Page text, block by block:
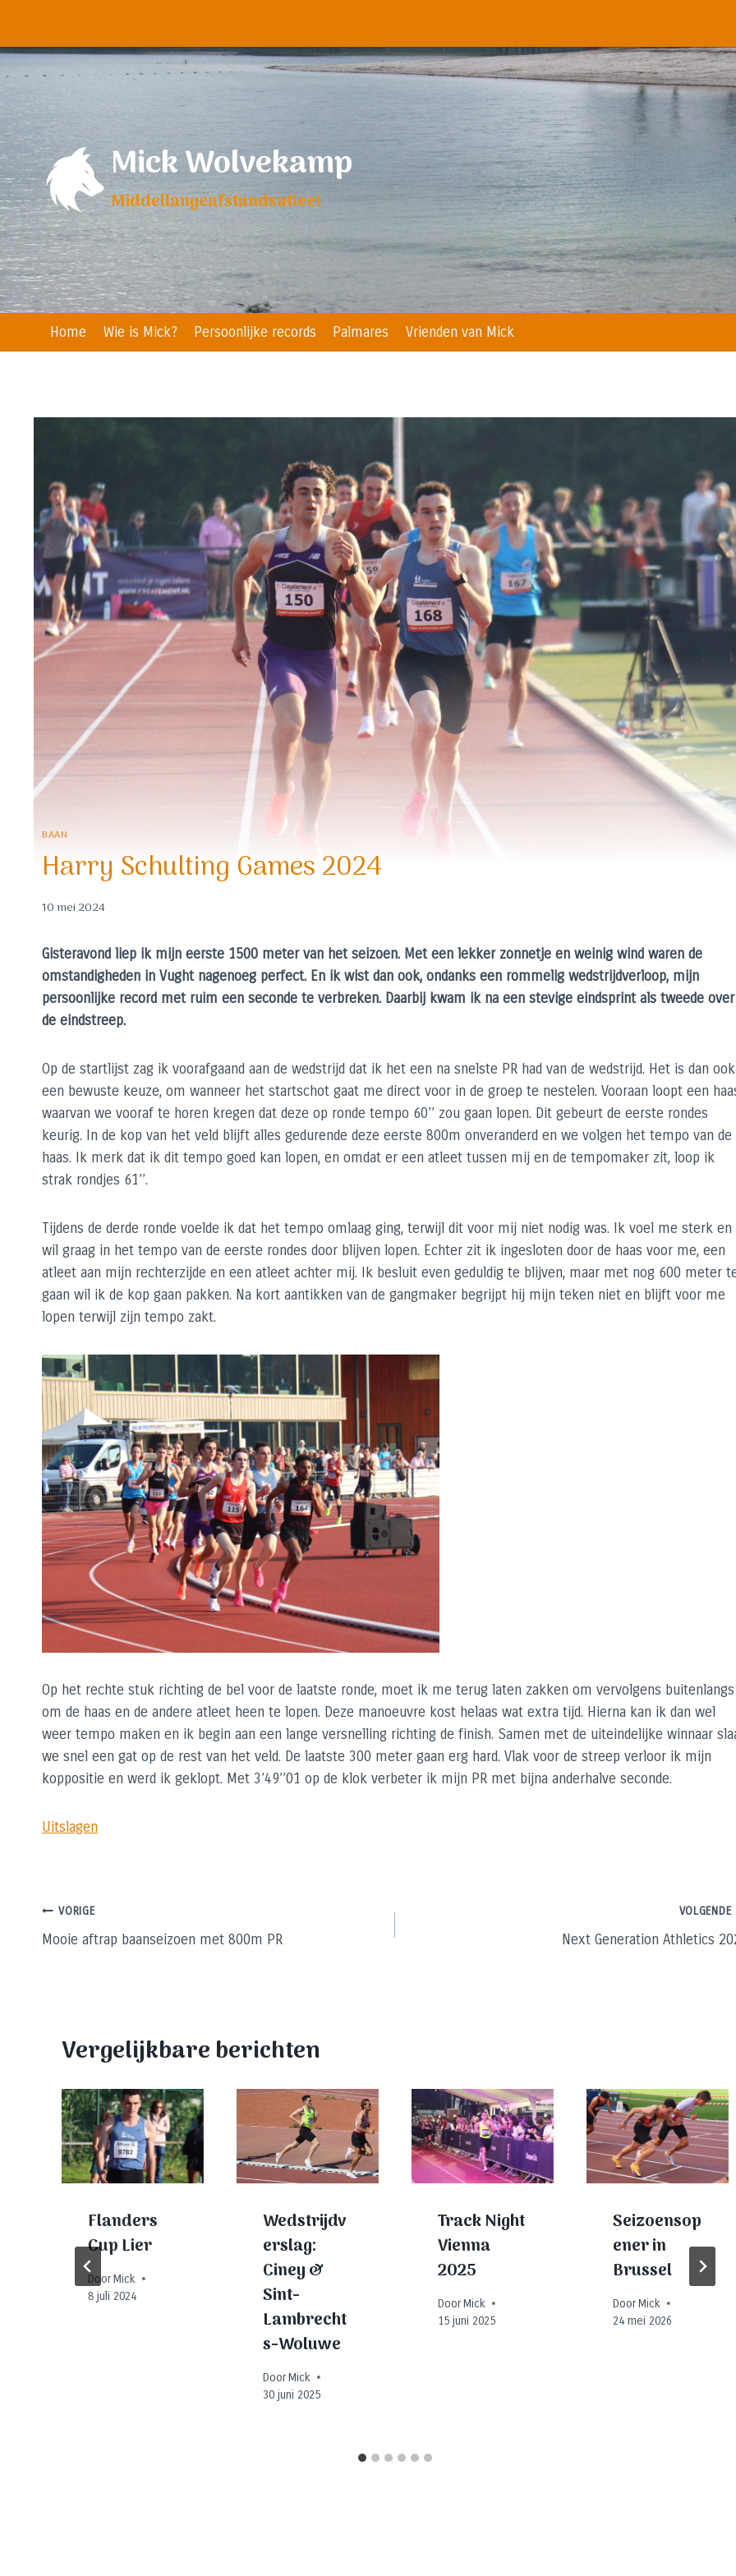
inhoud
Mick Wolvekamp
Middellangeafstandsatleet
Home Wie is Mick? Persoonlijke records Palmares Vrienden van Mick
BAAN
Harry Schulting Games 2024
10 mei 2024
Gisteravond liep ik mijn eerste 1500 meter van het seizoen. Met een lekker zonnetje en weinig wind waren de
omstandigheden in Vught nagenoeg perfect. En ik wist dan ook, ondanks een rommelig wedstrijdverloop, mijn
persoonlijke record met ruim een seconde te verbreken. Daarbij kwam ik na een stevige eindsprint als tweede over
de eindstreep.
Op de startlijst zag ik voorafgaand aan de wedstrijd dat ik het een na snelste PR had van de wedstrijd. Het is dan ook
een bewuste keuze, om wanneer het startschot gaat me direct voor in de groep te nestelen. Vooraan loopt een
waarvan we vooraf te horen kregen dat deze op ronde tempo 60’’ zou gaan lopen. Dit gebeurt de eerste rondes
keurig. In de kop van het veld blijft alles gedurende deze eerste 800m onveranderd en we volgen het tempo van de
haas. Ik merk dat ik dit tempo goed kan lopen, en omdat er een atleet tussen mij en de tempomaker zit, loop ik
strak rondjes 61’’.
Tijdens de derde ronde voelde ik dat het tempo omlaag ging, terwijl dit voor mij niet nodig was. Ik voel me sterk en
wil graag in het tempo van de eerste rondes door blijven lopen. Echter zit ik ingesloten door de haas voor me, een
atleet aan mijn rechterzijde en een atleet achter mij. Ik besluit even geduldig te blijven, maar met nog 600 meter
gaan wil ik de kop gaan pakken. Na kort aantikken van de gangmaker begrijpt hij mijn teken niet en blijft voor me
lopen terwijl zijn tempo zakt.
Op het rechte stuk richting de bel voor de laatste ronde, moet ik me terug laten zakken om vervolgens buitenlangs
om de haas en de andere atleet heen te lopen. Deze manoeuvre kost helaas wat extra tijd. Hierna kan ik dan wel
weer tempo maken en ik begin aan een lange versnelling richting de finish. Samen met de uiteindelijke winnaar
we snel een gat op de rest van het veld. De laatste 300 meter gaan erg hard. Vlak voor de streep verloor ik mijn
koppositie en werd ik geklopt. Met 3’49’’01 op de klok verbeter ik mijn PR met bijna anderhalve seconde.
Uitslagen
Bericht
navigatie
VORIGE
Mooie aftrap baanseizoen met 800m PR
VOLGENDE
Next Generation Athletics
Vergelijkbare berichten
Flanders
Cup Lier
DoorMick
8 juli 2024
Wedstrijdv
erslag:
Ciney &
Sint-
Lambrecht
s-Woluwe
DoorMick
30 juni 2025
Track Night
Vienna
2025
DoorMick
15 juni 2025
Seizoensop
ener in
Brussel
DoorMick
24 mei 2026